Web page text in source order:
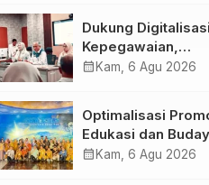
Dukung Digitalisasi
Kepegawaian,
DPMPTSP Sulbar
calendar_month Kam, 6 Agu 2026
Optimalisasi
Edukasi dan
Anjungan Provinsi
calendar_month Kam, 6 Agu 2026